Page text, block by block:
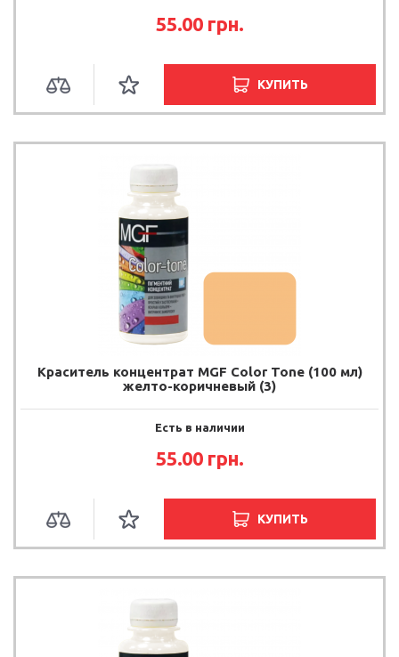
55.00 грн.
КУПИТЬ
Краситель концентрат MGF Color Tone (100 мл)
желто-коричневый (3)
Есть в наличии
55.00 грн.
КУПИТЬ